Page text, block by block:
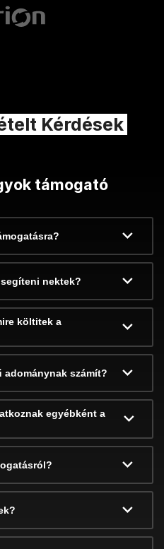
Kérdések
támogató
nektek?
költitek a
adománynak számít?
egyébként a